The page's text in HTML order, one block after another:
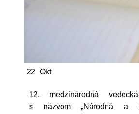
22 Okt
12. medzinárodná
s názvom „Národná a